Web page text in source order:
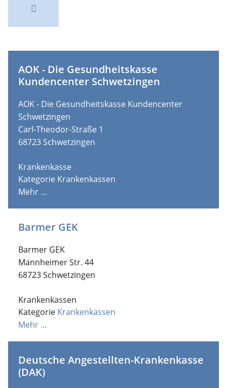
AOK - Die Gesundheitskasse
Kundencenter Schwetzingen
AOK - Die Gesundheitskasse Kundencenter
Schwetzingen
Carl-Theodor-Straße 1
68723 Schwetzingen
Krankenkasse
Kategorie Krankenkassen
Mehr …
Barmer GEK
Barmer GEK
Mannheimer Str. 44
68723Schwetzingen
Krankenkassen
Kategorie Krankenkassen
Mehr …
Deutsche Angestellten-Krankenkasse
(DAK)